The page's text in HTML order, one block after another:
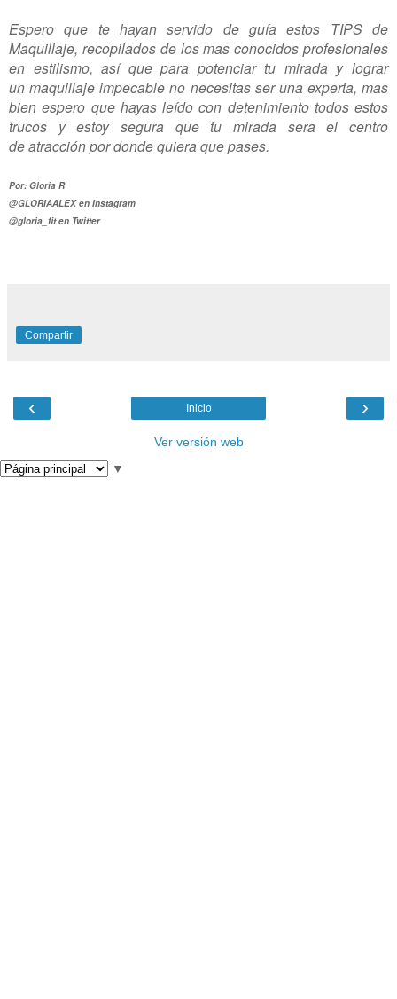
Espero que te hayan servido de guía estos TIPS de
Maquillaje, recopilados de los mas conocidos profesionales
en estilismo, así que para potenciar tu mirada y lograr
un maquillaje impecable no necesitas ser una experta, mas
bien espero que hayas leído con detenimiento todos estos
trucos y estoy segura que tu mirada sera el centro
de atracción por donde quiera que pases.
Por: Gloria R
@GLORIAALEX en Instagram
@gloria_fit en Twitter
Compartir
‹ ›
Inicio
Ver versión web
▼